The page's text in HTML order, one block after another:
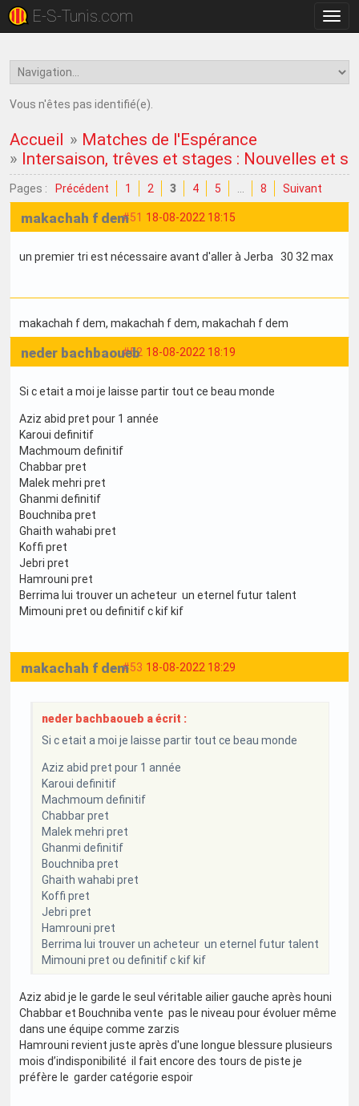
la
E-S-Tunis.com
Vous n'êtes pas identifié(e).
Accueil » Matches de l'Espérance
» Intersaison, trêves et stages : Nouvelles et
Pages : Précédent 1 2 3 4 5 8 Suivant
#51 18-08-2022 18:15
makachah f dem
un premier tri est nécessaire avant d'aller à Jerba 30 32 max
makachah f dem, makachah f dem, makachah f dem
#52 18-08-2022 18:19
neder bachbaoueb
Si c etait a moi je laisse partir tout ce beau monde
Aziz abid pret pour 1 année
Karoui definitif
Machmoum definitif
Chabbar pret
Malek mehri pret
Ghanmi definitif
Bouchniba pret
Ghaith wahabi pret
Koffi pret
Jebri pret
Hamrouni pret
Berrima lui trouver un acheteur un eternel futur talent
Mimouni pret ou definitif c kif kif
#53 18-08-2022 18:29
makachah f dem
neder bachbaoueb a écrit :
Si c etait a moi je laisse partir tout ce beau monde
Aziz abid pret pour 1 année
Karoui definitif
Machmoum definitif
Chabbar pret
Malek mehri pret
Ghanmi definitif
Bouchniba pret
Ghaith wahabi pret
Koffi pret
Jebri pret
Hamrouni pret
Berrima lui trouver un acheteur un eternel futur talent
Mimouni pret ou definitif c kif kif
Aziz abid je le garde le seul véritable ailier gauche après houni
Chabbar et Bouchniba vente pas le niveau pour évoluer même
dans une équipe comme zarzis
Hamrouni revient juste après d'une longue blessure plusieurs
mois d’indisponibilité il fait encore des tours de piste je
préfère le garder catégorie espoir